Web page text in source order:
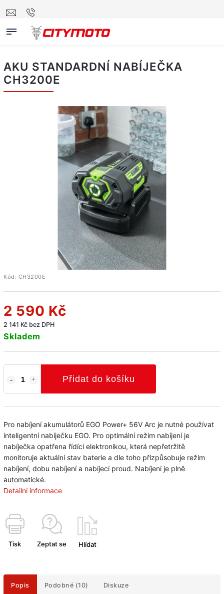
AKU STANDARDNÍ NABÍJEČKA
CH3200E
Kód: CH3200E
2 590 Kč
2 141 Kč bez DPH
Skladem
Přidat do košíku
Pro nabíjení akumulátorů EGO Power+ 56V Arc je nutné používat
inteligentní nabíječku EGO. Pro optimální režim nabíjení je
nabíječka opatřena řídící elektronikou, která nepřetržitě
monitoruje aktuální stav baterie a dle toho přizpůsobuje režim
nabíjení, dobu nabíjení a nabíjecí proud. Nabíjení je plně
automatické.
Detailní informace
Tisk Zeptat se Hlídat
Popis Podobné (10) Diskuze